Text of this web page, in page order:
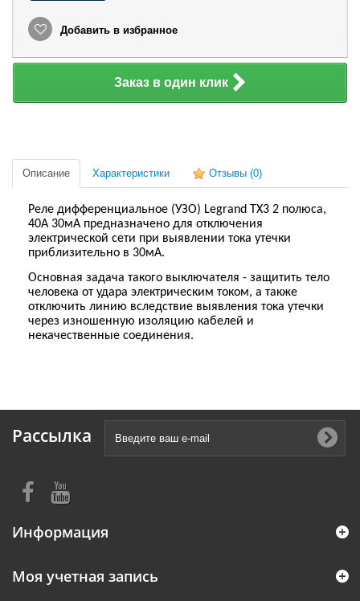
Добавить в избранное
Заказ в один клик
Описание Характеристики Отзывы (0)
Реле дифференциальное (УЗО) Legrand TX3 2 полюса,
40A 30мА предназначено для отключения
электрической сети при выявлении тока утечки
приблизительно в 30мА.
Основная задача такого выключателя - защитить тело
человека от удара электрическим током, а также
отключить линию вследствие выявления тока утечки
через изношенную изоляцию кабелей и
некачественные соединения.
Рассылка
Информация
Моя учетная запись